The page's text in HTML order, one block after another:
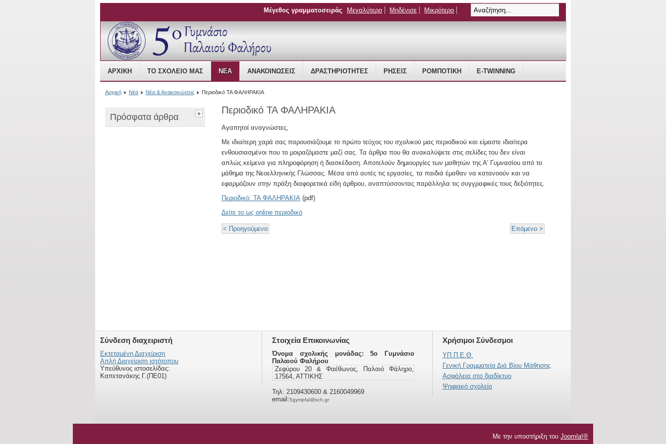
Open Source Content Management
ΑΡΧΙΚΉ ΤΟ ΣΧΟΛΕΊΟ ΜΑΣ ΝΈΑ ΑΝΑΚΟΙΝΏΣΕΙΣ ΔΡΑΣΤΗΡΙΌΤΗΤΕΣ ΡΉΣΕΙΣ ΡΟΜΠΟΤΙΚΗ E-TWINNING
Μέγεθος γραμματοσειράς Μεγαλύτερο Μηδένισε Μικρότερο
Αρχική Νέα Νέα & Ανακοινώσεις Περιοδικό ΤΑ ΦΑΛΗΡΑΚΙΑ
Πρόσφατα άρθρα
Περιοδικό ΤΑ ΦΑΛΗΡΑΚΙΑ
Αγαπητοί αναγνώστες,
Με ιδιαίτερη χαρά σας παρουσιάζουμε το πρώτο τεύχος του σχολικού μας περιοδικού και είμαστε ιδιαίτερα
ενθουσιασμένοι που το μοιραζόμαστε μαζί σας. Τα άρθρα που θα ανακαλύψετε στις σελίδες του δεν είναι
απλώς κείμενα για πληροφόρηση ή διασκέδαση. Αποτελούν δημιουργίες των μαθητών της Α' Γυμνασίου από το
μάθημα της Νεοελληνικής Γλώσσας. Μέσα από αυτές τις εργασίες, τα παιδιά έμαθαν να κατανοούν και να
εφαρμόζουν στην πράξη διαφορετικά είδη άρθρου, αναπτύσσοντας παράλληλα τις συγγραφικές τους δεξιότητες.
Περιοδικό: ΤΑ ΦΑΛΗΡΑΚΙΑ(pdf)
Δείτε το ως online περιοδικό
< Προηγούμενο Επόμενο >
Σύνδεση διαχειριστή
Εκτεταμένη Διαχείριση
Απλή Διαχείριση ιστότοπου
Υπεύθυνος ιστοσελίδας:
Καπετανάκης Γ.(ΠΕ01)
Στοιχεία Επικοινωνίας
Όνομα σχολικής μονάδας: 5ο Γυμνάσιο
Παλαιού Φαλήρου
Ζεφύρου 20 & Φαέθωνος, Παλαιό Φάληρο,
17564, ΑΤΤΙΚΗΣ
Τηλ: 2109430600 & 2160049969
email:5gympfal@sch.gr
Χρήσιμοι Σύνδεσμοι
ΥΠ.Π.E.Θ.
Γενική Γραμματεία Διά Βίου Μάθησης
Ασφάλεια στο διαδίκτυο
Ψηφιακό σχολείο
Με την υποστήριξη του Joomla!®